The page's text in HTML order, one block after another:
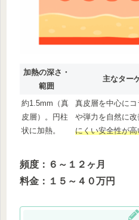
加熱の深さ・
範囲
主なター
約1.5mm（真
皮層）。円柱
状に加熱。
真皮層を中心に
や弾力を自然に
にくい安全性が高
頻度：６～１２ヶ月
料金：１５～４０万円